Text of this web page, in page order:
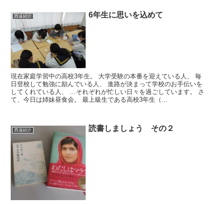
西遠紹介 6年生に思いを込めて
現在家庭学習中の高校3年生。 大学受験の本番を迎えている人、 毎
日登校して勉強に励んでいる人、 進路が決まって学校のお手伝いを
してくれている人、 …それぞれが忙しい日々を過ごしています。 さ
て、今日は姉妹昼食会。 最上級生である高校3年生（...
西遠紹介 読書しましょう その２